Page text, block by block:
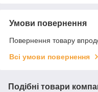
Умови повернення
Повернення товару
Всі умови повернення
Подібні товари